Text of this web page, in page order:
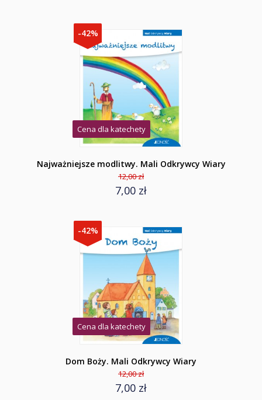
-42%
Cena dla katechety
Najważniejsze modlitwy. Mali Odkrywcy Wiary
12,00 zł
7,00 zł
-42%
Cena dla katechety
Dom Boży. Mali Odkrywcy Wiary
12,00 zł
7,00 zł